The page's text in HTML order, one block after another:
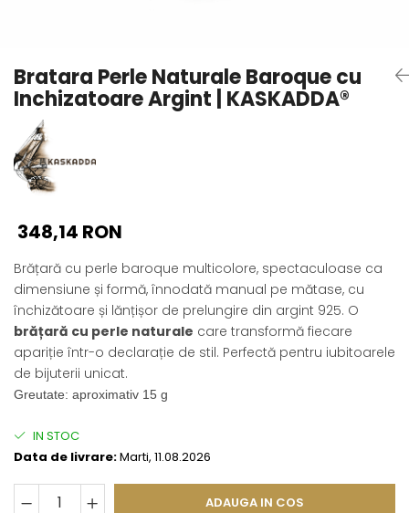
Pandantive cu Perle
Brose cu Perle
Bratara Perle Naturale Baroque cu
Inchizatoare Argint | KASKADDA®
348,14 RON
Brățară cu perle baroque multicolore, spectaculoase ca
dimensiune și formă, înnodată manual pe mătase, cu
închizătoare și lănțișor de prelungire din argint 925. O
brățară cu perle naturale care transformă fiecare
apariție într-o declarație de stil. Perfectă pentru iubitoarele
de bijuterii unicat.
Greutate: aproximativ 15 g
IN STOC
Data de livrare:Marti, 11.08.2026
ADAUGA IN COS